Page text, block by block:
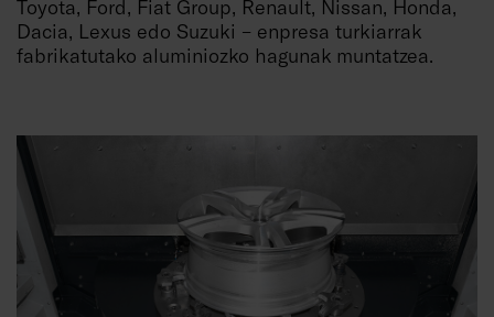
Toyota, Ford, Fiat Group, Renault, Nissan, Honda,
Dacia, Lexus edo Suzuki – enpresa turkiarrak
fabrikatutako aluminiozko hagunak muntatzea.